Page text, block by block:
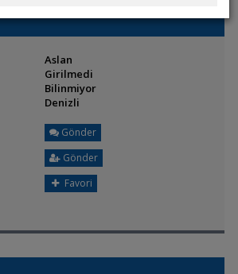
Aslan
Girilmedi
Bilinmiyor
Denizli
Gönder
Gönder
Favori